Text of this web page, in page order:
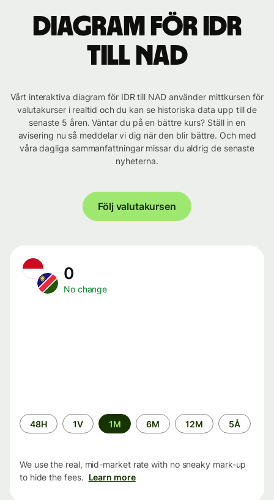
Diagram för IDR
till NAD
Vårt interaktiva diagram för IDR till NAD använder mittkursen för
valutakurser i realtid och du kan se historiska data upp till de
senaste 5 åren. Väntar du på en bättre kurs? Ställ in en
avisering nu så meddelar vi dig när den blir bättre. Och med
våra dagliga sammanfattningar missar du aldrig de senaste
nyheterna.
Följ valutakursen
0
No change
Time
period
48H 1V 1M 6M 12M 5Å
We use the real, mid-market rate with no sneaky mark-up
to hide the fees. Learn more